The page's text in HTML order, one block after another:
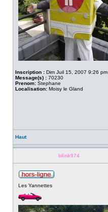
Inscription : Dim Juil 15, 2007 9:26 pm
Message(s) : 70230
Prenom: Stephane
Localisation: Moisy le Gland
Haut
blink974
Les Yannettes